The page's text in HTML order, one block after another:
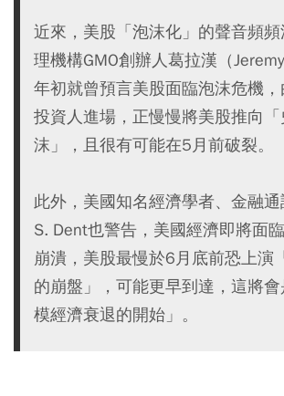
近來，美股「泡沫化」的聲音頻
理機構GMO創辦人葛拉漢（
年初就曾預言美股面臨泡沫危機
投資人進場，正慢慢將美股推向
沫」，且很有可能在5月前破裂。
此外，美國知名經濟學者、金融
S. Dent也警告，美國經濟即將面
崩潰，美股最慢於6月底前恐上演
的崩盤」，可能更早到達，這將
模經濟衰退的開始」。